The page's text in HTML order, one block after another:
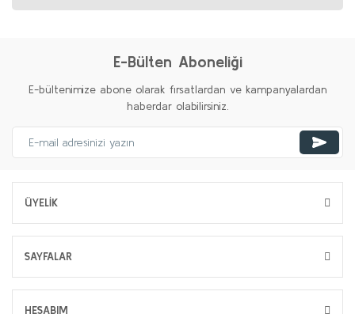
E-Bülten Aboneliği
E-bültenimize abone olarak fırsatlardan ve kampanyalardan
haberdar olabilirsiniz.
ÜYELİK
SAYFALAR
HESABIM